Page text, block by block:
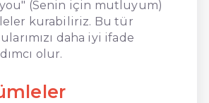
(Senin için mutluyum)
kurabiliriz. Bu tür
daha iyi ifade
olur.